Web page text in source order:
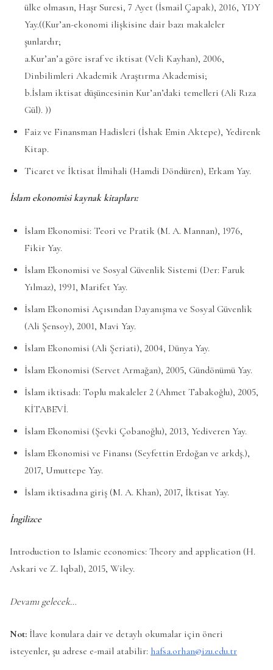
ülke olmasın, Haşr Suresi, 7 Ayet (İsmail Çapak), 2016, YDY
Yay.((Kur’an-ekonomi ilişkisine dair bazı makaleler
şunlardır;
a.Kur’an’a göre israf ve iktisat (Veli Kayhan), 2006,
Dinbilimleri Akademik Araştırma Akademisi;
b.İslam iktisat düşüncesinin Kur’an’daki temelleri (Ali Rıza
Gül). ))
Faiz ve Finansman Hadisleri (İshak Emin Aktepe), Yedirenk
Kitap.
Ticaret ve İktisat İlmihali (Hamdi Döndüren), Erkam Yay.
İslam ekonomisi kaynak kitapları:
İslam Ekonomisi: Teori ve Pratik (M. A. Mannan), 1976,
Fikir Yay.
İslam Ekonomisi ve Sosyal Güvenlik Sistemi (Der: Faruk
Yılmaz), 1991, Marifet Yay.
İslam Ekonomisi Açısından Dayanışma ve Sosyal Güvenlik
(Ali Şensoy), 2001, Mavi Yay.
İslam Ekonomisi (Ali Şeriati), 2004, Dünya Yay.
İslam Ekonomisi (Servet Armağan), 2005, Gündönümü Yay.
İslam iktisadı: Toplu makaleler 2 (Ahmet Tabakoğlu), 2005,
KİTABEVİ.
İslam Ekonomisi (Şevki Çobanoğlu), 2013, Yediveren Yay.
İslam Ekonomisi ve Finansı (Seyfettin Erdoğan ve arkdş.),
2017, Umuttepe Yay.
İslam iktisadına giriş (M. A. Khan), 2017, İktisat Yay.
İngilizce
Introduction to Islamic economics: Theory and application (H.
Askari ve Z. Iqbal), 2015, Wiley.
Devamı gelecek…
Not: İlave konulara dair ve detaylı okumalar için öneri
isteyenler, şu adrese e-mail atabilir: hafsa.orhan@izu.edu.tr